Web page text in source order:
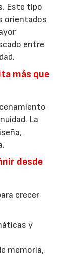
Este tipo
orientados
entre
más que
La
desde
crecer
y
memoria,